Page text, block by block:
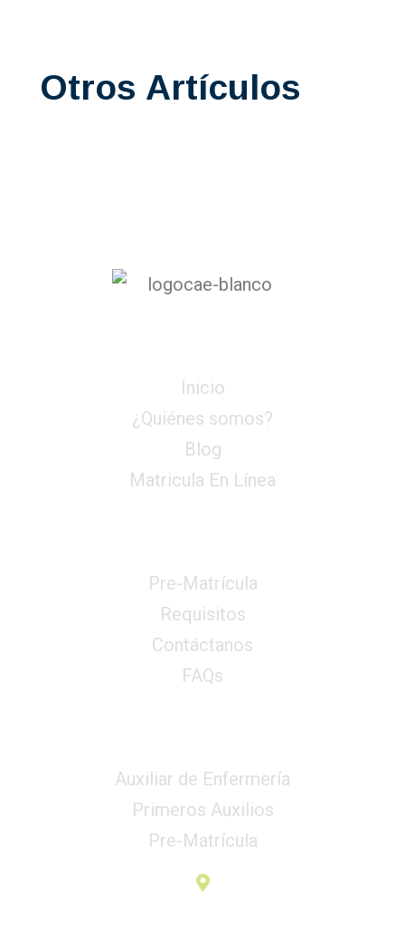
Otros Artículos
Inicio
¿Quiénes somos?
Blog
Matricula En Línea
Pre-Matrícula
Requisitos
Contáctanos
FAQs
Auxiliar de Enfermería
Primeros Auxilios
Pre-Matrícula